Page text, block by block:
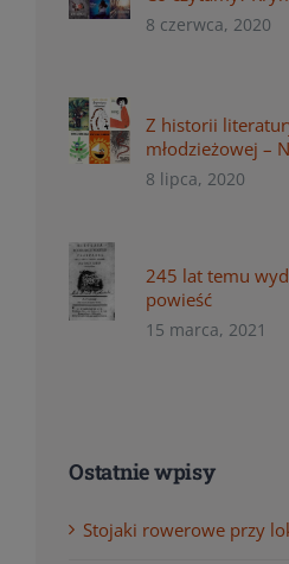
8 czerwca, 2020
Z historii
młodzieżowej –
8 lipca, 2020
245 lat temu
powieść
15 marca, 2021
Ostatnie wpisy
Stojaki rowerowe przy